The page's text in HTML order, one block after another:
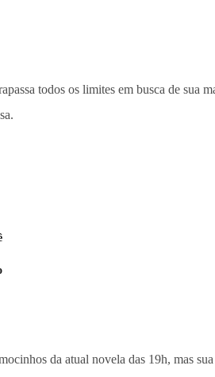
todos os limites em busca de
da atual novela das 19h, mas